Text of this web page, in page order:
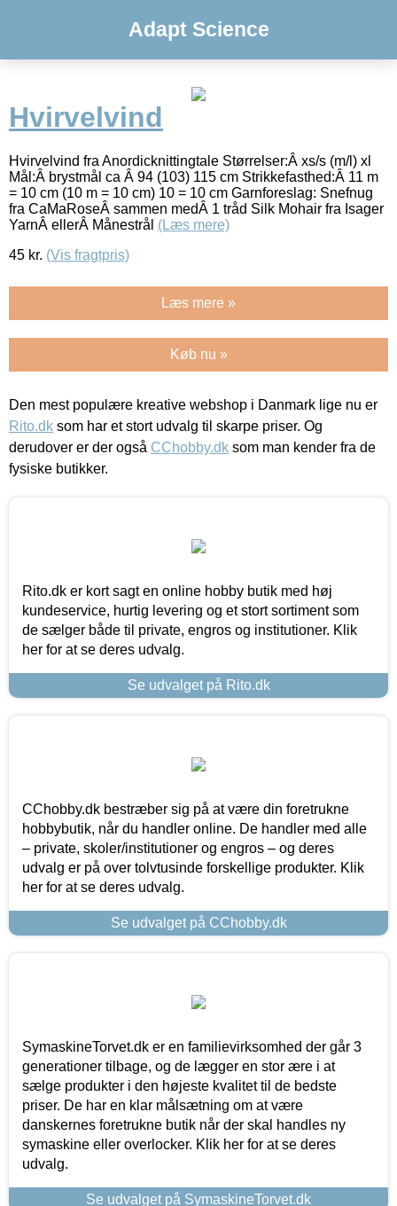
Adapt Science
Hvirvelvind
Hvirvelvind fra Anordicknittingtale Størrelser:Â xs/s (m/l) xl
Mål:Â brystmål ca Â 94 (103) 115 cm Strikkefasthed:Â 11 m
= 10 cm (10 m = 10 cm) 10 = 10 cm Garnforeslag: Snefnug
fra CaMaRoseÂ sammen medÂ 1 tråd Silk Mohair fra Isager
YarnÂ ellerÂ Månestrål (Læs mere)
45 kr. (Vis fragtpris)
Læs mere »
Køb nu »
Den mest populære kreative webshop i Danmark lige nu er
Rito.dk som har et stort udvalg til skarpe priser. Og
derudover er der også CChobby.dk som man kender fra de
fysiske butikker.
Rito.dk er kort sagt en online hobby butik med høj
kundeservice, hurtig levering og et stort sortiment som
de sælger både til private, engros og institutioner. Klik
her for at se deres udvalg.
Se udvalget på Rito.dk
CChobby.dk bestræber sig på at være din foretrukne
hobbybutik, når du handler online. De handler med alle
– private, skoler/institutioner og engros – og deres
udvalg er på over tolvtusinde forskellige produkter. Klik
her for at se deres udvalg.
Se udvalget på CChobby.dk
SymaskineTorvet.dk er en familievirksomhed der går 3
generationer tilbage, og de lægger en stor ære i at
sælge produkter i den højeste kvalitet til de bedste
priser. De har en klar målsætning om at være
danskernes foretrukne butik når der skal handles ny
symaskine eller overlocker. Klik her for at se deres
udvalg.
Se udvalget på SymaskineTorvet.dk